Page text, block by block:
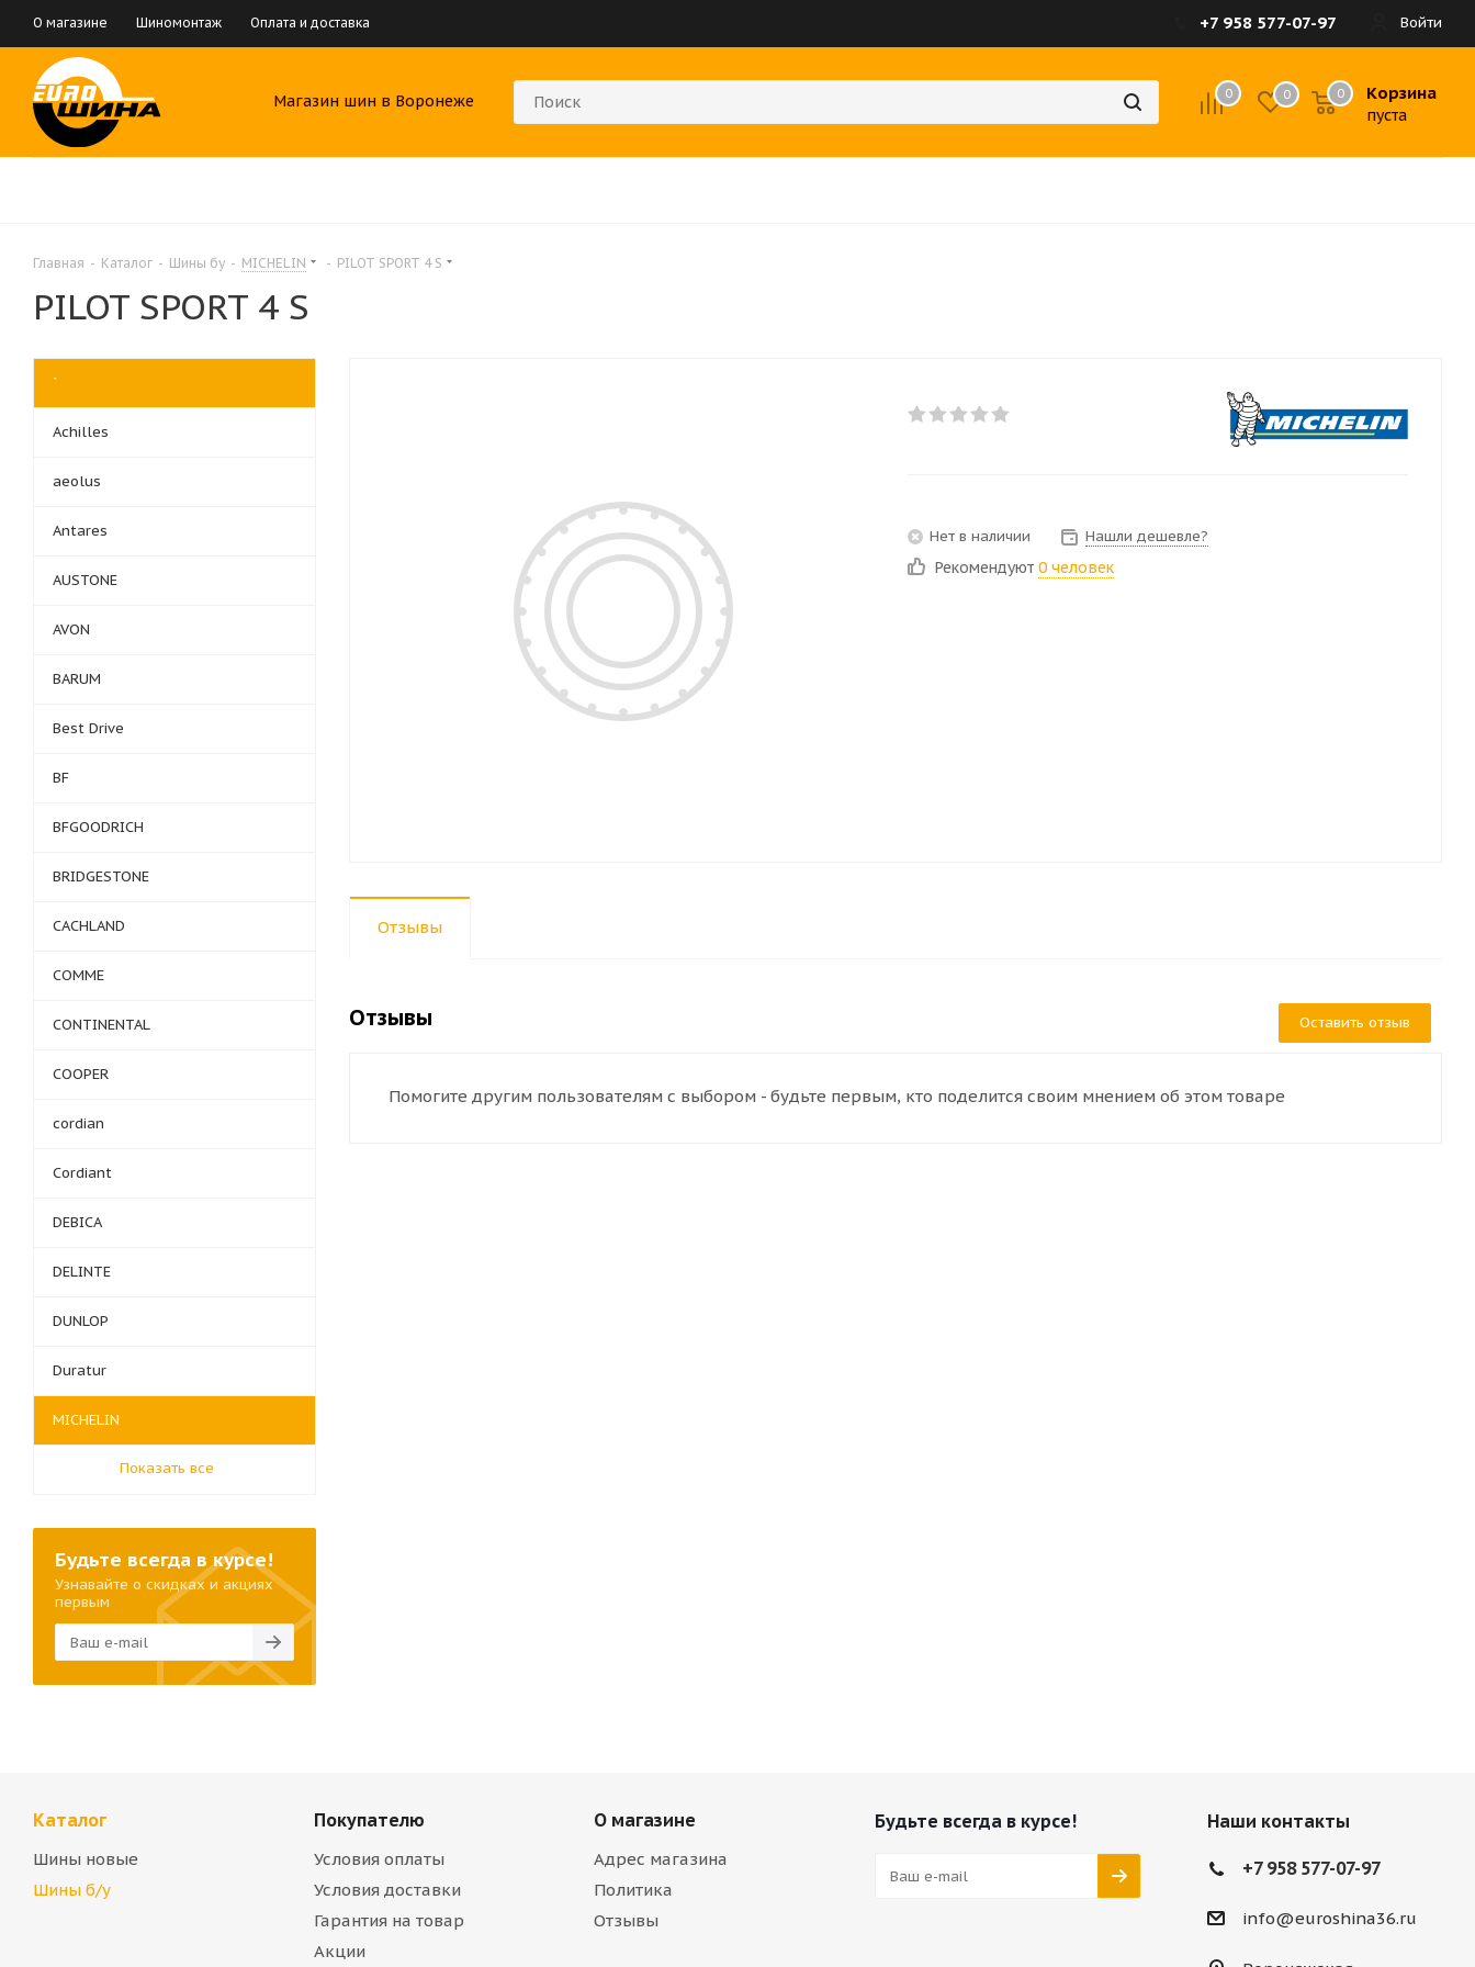
О магазине Шиномонтаж Оплата и доставка Войти
+7 958 577-07-97
Магазин шин в Воронеже 0 0 Корзина
пуста
0
Главная - Каталог - Шины бу - MICHELIN - PILOT SPORT 4 S
PILOT SPORT 4 S
Нет в наличии Нашли дешевле?
Рекомендуют 0 человек
Отзывы
Отзывы Оставить отзыв
Помогите другим пользователям с выбором - будьте первым, кто поделится своим мнением об этом товаре
`
Achilles
aeolus
Antares
AUSTONE
AVON
BARUM
Best Drive
BF
BFGOODRICH
BRIDGESTONE
CACHLAND
COMME
CONTINENTAL
COOPER
cordian
Cordiant
DEBICA
DELINTE
DUNLOP
Duratur
MICHELIN
Показать все
Будьте всегда в курсе!
Узнавайте о скидках и акциях
первым
Каталог
Шины новые
Шины б/у
Покупателю
Условия оплаты
Условия доставки
Гарантия на товар
Акции
О магазине
Адрес магазина
Политика
Отзывы
Будьте всегда в курсе! Наши контакты
+7 958 577-07-97
info@euroshina36.ru